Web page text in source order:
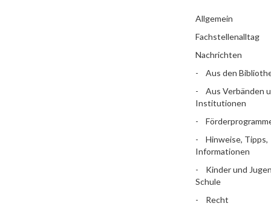
Allgemein
Fachstellenalltag
Nachrichten
Aus den
Aus Verbänden
Institutionen
Hinweise, Tipps,
Informationen
Kinder und
Schule
Recht